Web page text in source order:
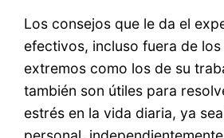
Los consejos que le da el
efectivos, incluso fuera de
extremos como los de su
también son útiles para
estrés en la vida diaria, ya